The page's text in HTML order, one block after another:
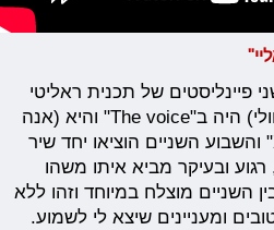
פיינליסטים של תכנית ראליטי
שונות נפגשים - הוא (אלי חולי) היה ב"The voice" והיא (אנה
טימופיי) כיכבה ב"X Factor" והשבוע השניים הוציאו יחד שיר
ובעיקר מביא איתו משהו
השניים מוצלח במיוחד וזהו ללא
ומעניינים שיצא לי לשמוע.